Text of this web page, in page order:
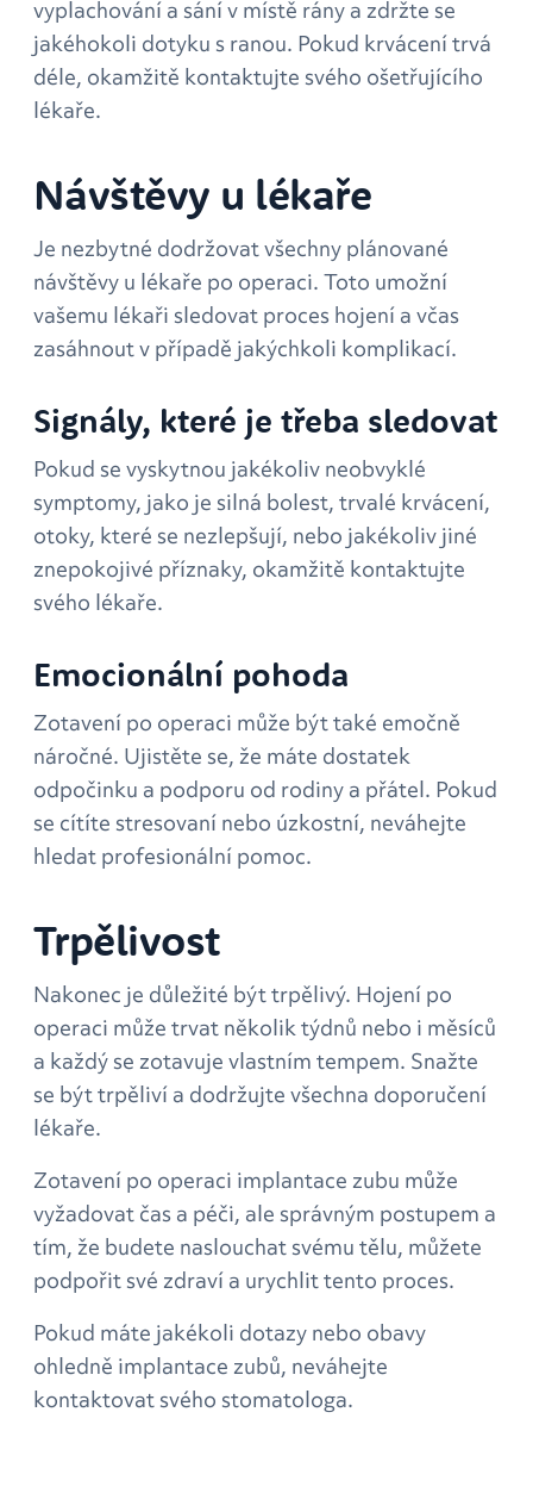
vyplachování a sání v místě rány a zdržte se
jakéhokoli dotyku s ranou. Pokud krvácení trvá
déle, okamžitě kontaktujte svého ošetřujícího
lékaře.
Návštěvy u lékaře
Je nezbytné dodržovat všechny plánované
návštěvy u lékaře po operaci. Toto umožní
vašemu lékaři sledovat proces hojení a včas
zasáhnout v případě jakýchkoli komplikací.
Signály, které je třeba sledovat
Pokud se vyskytnou jakékoliv neobvyklé
symptomy, jako je silná bolest, trvalé krvácení,
otoky, které se nezlepšují, nebo jakékoliv jiné
znepokojivé příznaky, okamžitě kontaktujte
svého lékaře.
Emocionální pohoda
Zotavení po operaci může být také emočně
náročné. Ujistěte se, že máte dostatek
odpočinku a podporu od rodiny a přátel. Pokud
se cítíte stresovaní nebo úzkostní, neváhejte
hledat profesionální pomoc.
Trpělivost
Nakonec je důležité být trpělivý. Hojení po
operaci může trvat několik týdnů nebo i měsíců
a každý se zotavuje vlastním tempem. Snažte
se být trpěliví a dodržujte všechna doporučení
lékaře.
Zotavení po operaci implantace zubu může
vyžadovat čas a péči, ale správným postupem a
tím, že budete naslouchat svému tělu, můžete
podpořit své zdraví a urychlit tento proces.
Pokud máte jakékoli dotazy nebo obavy
ohledně implantace zubů, neváhejte
kontaktovat svého stomatologa.